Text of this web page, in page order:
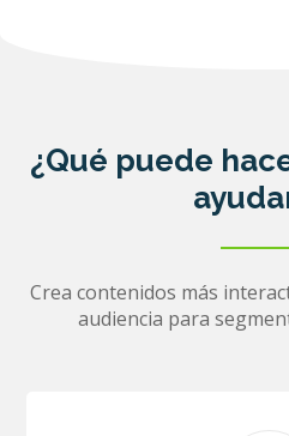
¿Qué puede
Crea contenidos más
audiencia para